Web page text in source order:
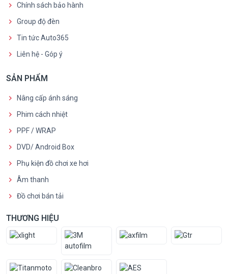
Chính sách bảo hành
Group độ đèn
Tin tức Auto365
Liên hệ - Góp ý
SẢN PHẨM
Nâng cấp ánh sáng
Phim cách nhiệt
PPF / WRAP
DVD/ Android Box
Phụ kiện đồ chơi xe hơi
Âm thanh
Đồ chơi bán tải
THƯƠNG HIỆU